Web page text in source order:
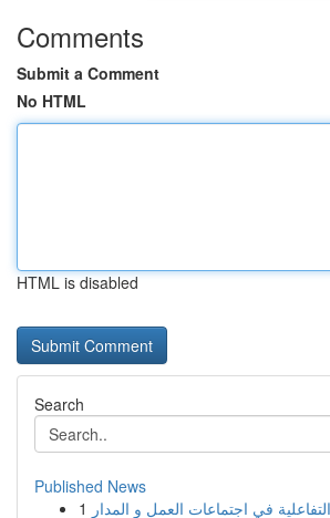
Comments
Submit a Comment
No HTML
HTML is disabled
Search
Published News
1